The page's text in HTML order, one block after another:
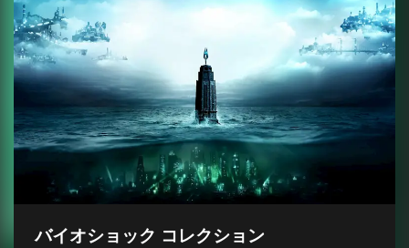
バイオショック コレクション